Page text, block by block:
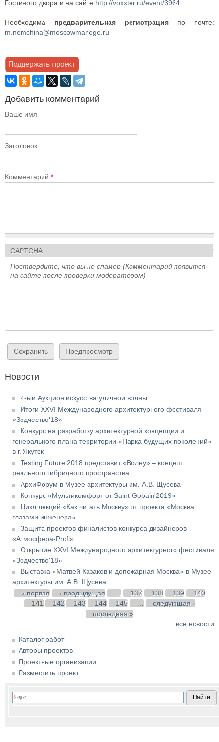
Гостиного двора и на сайте http://voxxter.ru/event/3964
Необходима предварительная регистрация по почте:
m.nemchina@moscowmanege.ru
Добавить комментарий
Ваше имя
Заголовок
Комментарий *
CAPTCHA
Подтвердите, что вы не спамер (Комментарий появится
на сайте после проверки модератором)
Новости
4-ый Аукцион искусства уличной волны
Итоги XXVI Международного архитектурного фестиваля
«Зодчество'18»
Конкурс на разработку архитектурной концепции и
генерального плана территории «Парка будущих поколений»
в г. Якутск
Testing Future 2018 представит «Волну» – концепт
реального гибридного пространства
АрхиФорум в Музее архитектуры им. А.В. Щусева
Конкурс «Мультикомфорт от Saint-Gobain'2019»
Цикл лекций «Как читать Москву» от проекта «Москва
глазами инженера»
Защита проектов финалистов конкурса дизайнеров
«Атмосфера-Profi»
Открытие XXVI Международного архитектурного фестиваля
«Зодчество'18»
Выставка «Матвей Казаков и допожарная Москва» в Музее
архитектуры им. А.В. Щусева
Страницы
« первая ‹ предыдущая 137 138 139
140
141
142 143 144 145
следующая ›
последняя »
все новости
Каталог работ
Авторы проектов
Проектные организации
Разместить проект